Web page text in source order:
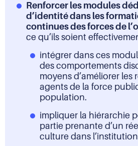
Renforcer les modules
d’identité dans les
continues des forces de
ce qu’ils soient
intégrer dans ces
des comportements
moyens d’améliorer les
agents de la force
population.
impliquer la hiérarchie
partie prenante d’un
culture dans